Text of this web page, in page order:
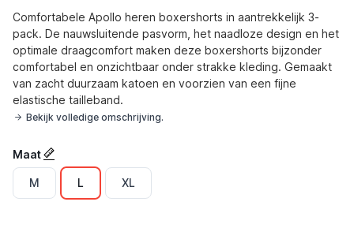
Comfortabele Apollo heren boxershorts in aantrekkelijk 3-
pack. De nauwsluitende pasvorm, het naadloze design en het
optimale draagcomfort maken deze boxershorts bijzonder
comfortabel en onzichtbaar onder strakke kleding. Gemaakt
van zacht duurzaam katoen en voorzien van een fijne
elastische tailleband.
Bekijk volledige omschrijving.
Maat
M L XL